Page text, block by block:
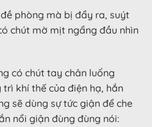
phòng mà bị đẩy ra, suýt
chút mờ mịt ngẩng đầu nhìn
có chút tay chân luống
khí thế của điện hạ, hắn
sẽ dùng sự tức giận để che
nổi giận đùng đùng nói: